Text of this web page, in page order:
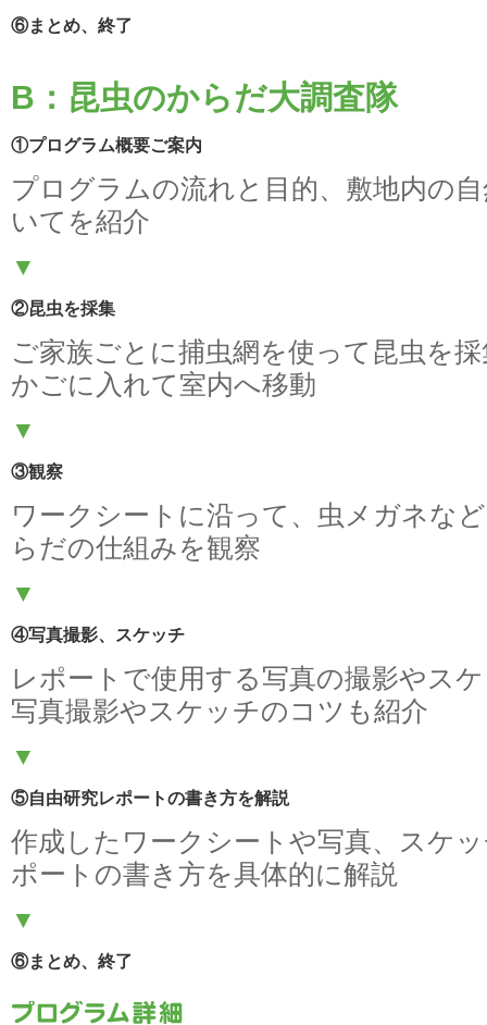
⑥まとめ、終了
B：昆虫のからだ大調査隊
①プログラム概要ご案内
プログラムの流れと目的、敷地内の
いてを紹介
▼
②昆虫を採集
ご家族ごとに捕虫網を使って昆虫を
かごに入れて室内へ移動
▼
③観察
ワークシートに沿って、虫メガネな
らだの仕組みを観察
▼
④写真撮影、スケッチ
レポートで使用する写真の撮影やス
写真撮影やスケッチのコツも紹介
▼
⑤自由研究レポートの書き方を解説
作成したワークシートや写真、スケ
ポートの書き方を具体的に解説
▼
⑥まとめ、終了